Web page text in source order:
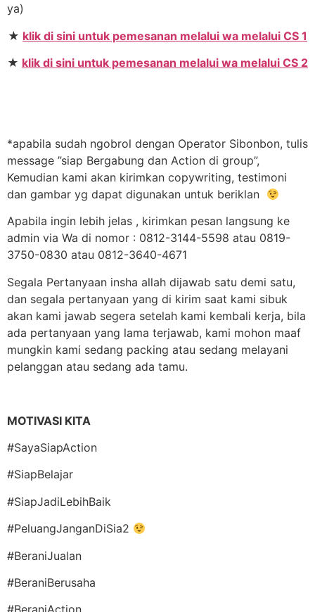
ya)
★ klik di sini untuk pemesanan melalui wa melalui CS 1
★ klik di sini untuk pemesanan melalui wa melalui CS 2
*apabila sudah ngobrol dengan Operator Sibonbon, tulis
message ”siap Bergabung dan Action di group”,
Kemudian kami akan kirimkan copywriting, testimoni
dan gambar yg dapat digunakan untuk beriklan
Apabila ingin lebih jelas , kirimkan pesan langsung ke
admin via Wa di nomor : 0812-3144-5598 atau 0819-
3750-0830 atau 0812-3640-4671
Segala Pertanyaan insha allah dijawab satu demi satu,
dan segala pertanyaan yang di kirim saat kami sibuk
akan kami jawab segera setelah kami kembali kerja, bila
ada pertanyaan yang lama terjawab, kami mohon maaf
mungkin kami sedang packing atau sedang melayani
pelanggan atau sedang ada tamu.
MOTIVASI KITA
#SayaSiapAction
#SiapBelajar
#SiapJadiLebihBaik
#PeluangJanganDiSia2
#BeraniJualan
#BeraniBerusaha